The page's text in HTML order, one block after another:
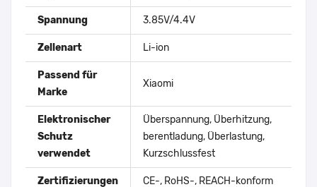
Spannung 3.85V/4.4V
Zellenart Li-ion
Passend für
Marke
Xiaomi
Elektronischer
Schutz
verwendet
Überspannung, Überhitzung,
berentladung, Überlastung,
Kurzschlussfest
Zertifizierungen
CE-, RoHS-, REACH-konform